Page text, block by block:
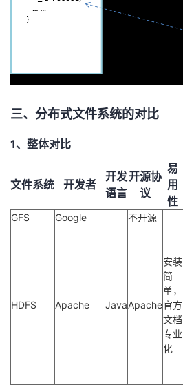
三、分布式文件系统的对比
1、整体对比
文件系统 开发者
开发
语言
开源协
议
易
用
性
GFS Google 不开源
HDFS Apache JavaApache
安装
简
单，
官方
文档
专业
化